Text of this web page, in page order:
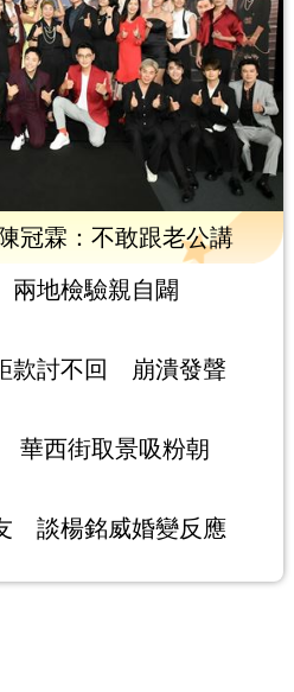
冠霖：不敢跟老公講
地檢驗親自闢
款討不回 崩潰發聲
華西街取景吸粉朝
談楊銘威婚變反應